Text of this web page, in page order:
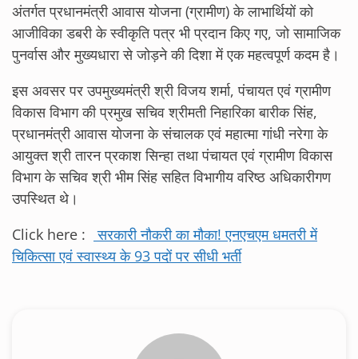
अंतर्गत प्रधानमंत्री आवास योजना (ग्रामीण) के लाभार्थियों को
आजीविका डबरी के स्वीकृति पत्र भी प्रदान किए गए, जो सामाजिक
पुनर्वास और मुख्यधारा से जोड़ने की दिशा में एक महत्वपूर्ण कदम है।
इस अवसर पर उपमुख्यमंत्री श्री विजय शर्मा, पंचायत एवं ग्रामीण
विकास विभाग की प्रमुख सचिव श्रीमती निहारिका बारीक सिंह,
प्रधानमंत्री आवास योजना के संचालक एवं महात्मा गांधी नरेगा के
आयुक्त श्री तारन प्रकाश सिन्हा तथा पंचायत एवं ग्रामीण विकास
विभाग के सचिव श्री भीम सिंह सहित विभागीय वरिष्ठ अधिकारीगण
उपस्थित थे।
Click here :
सरकारी नौकरी का मौका! एनएचएम धमतरी में
चिकित्सा एवं स्वास्थ्य के 93 पदों पर सीधी भर्ती